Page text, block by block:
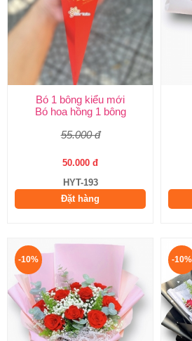
Bó 1 bông kiểu mới
Bó hoa hồng 1 bông
55.000 đ
50.000 đ
HYT-193
Đặt hàng
-10% -10%